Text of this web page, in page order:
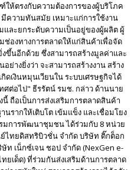
ห้ตรงกับความต้องการของผู้บริโภค
วามทันสมัย เหมาะแก่การใช้งาน
ละยกระดับความเป็นอยู่ของผู้ผลิต ผู้
ช่องทางการตลาดให้แก่สินค้าเพื่อจัด
ขึ้นอีกด้วย ซึ่งสามารถสร้างมูลค่าและ
ย่างยิ่งว่า จะสามารถสร้างงาน สร้าง
ดเงินหมุนเวียนใน ระบบเศรษฐกิจได้
ศต่อไป" ธีรรัตน์ รมช. กล่าว ด้านนาย
ถือเป็นการส่งเสริมการตลาดสินค้า
รากให้เติบโต เข้มแข็ง และเชื่อมโยง
รมการพัฒนาชุมชน ได้ร่วมกับ 8 หน่วย
ไทยดิสทริบิวชั่น จำกัด บริษัท ติ๊กต็อก
ท เน็กซ์เจน ชอป จำกัด (NexGen e-
ยเด็ด) ที่ร่วมกันส่งเสริมด้านการตลาด